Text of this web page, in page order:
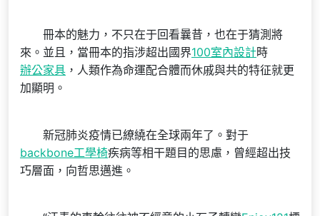
冊本的魅力，不只在于回看曩昔，也在于猜測將
來。並且，當冊本的指涉超出國界100室內設計時
辦公家具 ，人類作為命運配合體而休戚與共的特征就更
加顯明。
新冠肺炎疫情已繚繞在全球兩年了。對于
backbone工學椅疾病等相干題目的思慮，曾經超出技
巧層面，向哲思邁進。